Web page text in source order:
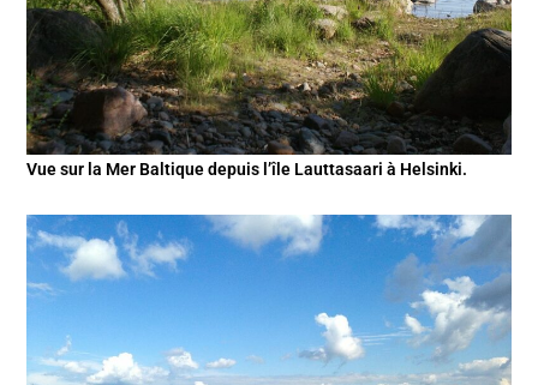
Vue sur la Mer Baltique depuis l’île Lauttasaari à Helsinki.